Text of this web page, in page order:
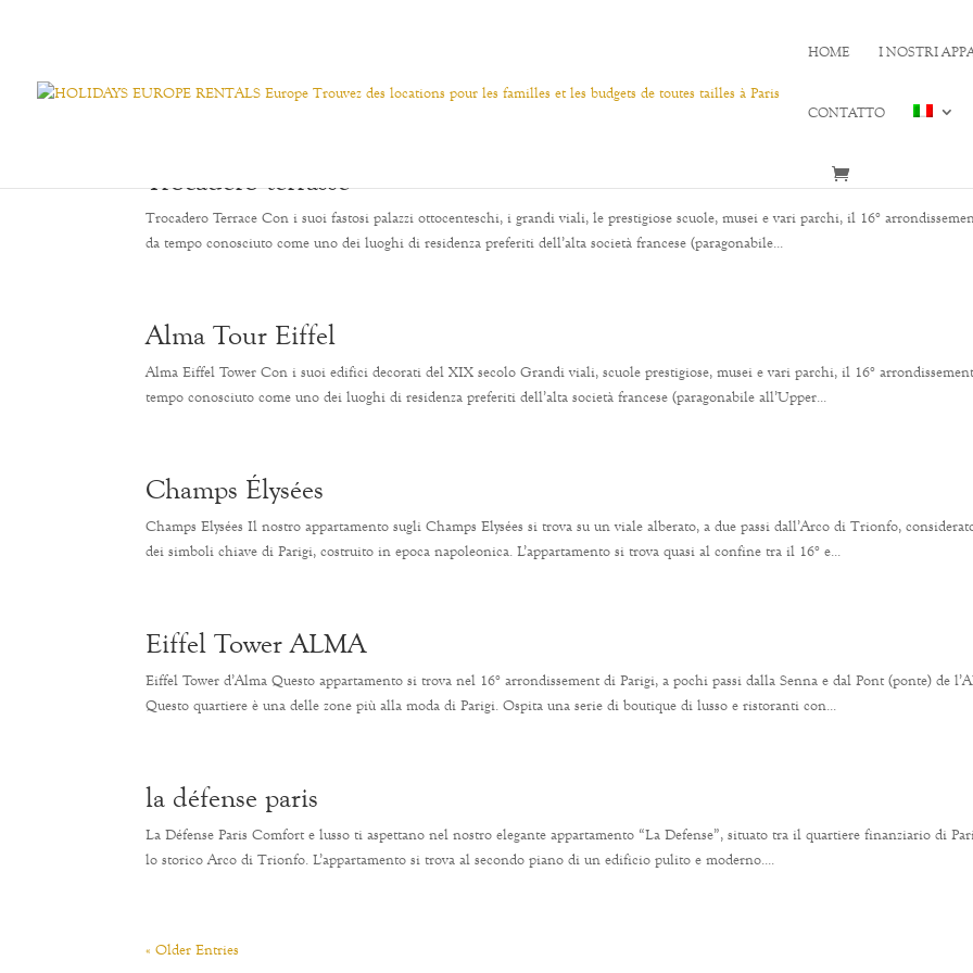
HOME I NOSTRI
CONTATTO
Trocadero terrasse
Trocadero Terrace Con i suoi fastosi palazzi ottocenteschi, i grandi viali, le prestigiose scuole, musei e vari parchi, il 16°
da tempo conosciuto come uno dei luoghi di residenza preferiti dell’alta società francese (paragonabile...
Alma Tour Eiffel
Alma Eiffel Tower Con i suoi edifici decorati del XIX secolo Grandi viali, scuole prestigiose, musei e vari parchi, il 16°
tempo conosciuto come uno dei luoghi di residenza preferiti dell’alta società francese (paragonabile all’Upper...
Champs Élysées
Champs Elysées Il nostro appartamento sugli Champs Elysées si trova su un viale alberato, a due passi dall’Arco di Trionfo,
dei simboli chiave di Parigi, costruito in epoca napoleonica. L’appartamento si trova quasi al confine tra il 16° e...
Eiffel Tower ALMA
Eiffel Tower d’Alma Questo appartamento si trova nel 16° arrondissement di Parigi, a pochi passi dalla Senna e dal Pont (ponte) de
Questo quartiere è una delle zone più alla moda di Parigi. Ospita una serie di boutique di lusso e ristoranti con...
la défense paris
La Défense Paris Comfort e lusso ti aspettano nel nostro elegante appartamento “La Defense”, situato tra il quartiere finanziario di
lo storico Arco di Trionfo. L’appartamento si trova al secondo piano di un edificio pulito e moderno....
« Older Entries